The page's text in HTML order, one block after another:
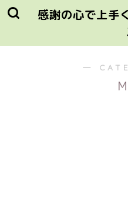
感謝の心で上手
―